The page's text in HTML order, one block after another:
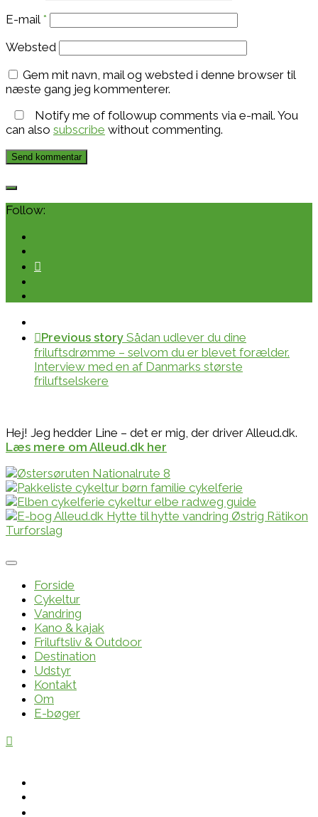
E-mail *
Websted
Gem mit navn, mail og websted i denne browser til
næste gang jeg kommenterer.
Notify me of followup comments via e-mail. You
can also subscribe without commenting.
Follow:
Previous story Sådan udlever du dine
friluftsdrømme – selvom du er blevet forælder.
Interview med en af Danmarks største
friluftselskere
Hej! Jeg hedder Line – det er mig, der driver Alleud.dk.
Læs mere om Alleud.dk her
Forside
Cykeltur
Vandring
Kano & kajak
Friluftsliv & Outdoor
Destination
Udstyr
Kontakt
Om
E-bøger